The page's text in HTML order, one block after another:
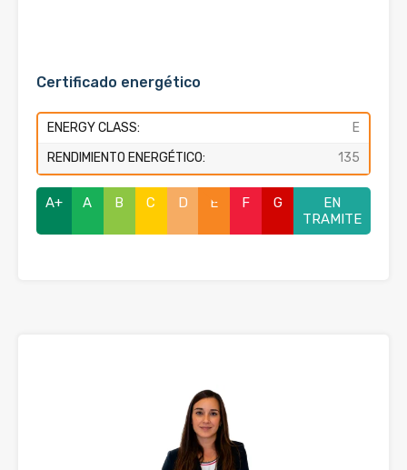
Certificado energético
ENERGY CLASS:
E
RENDIMIENTO ENERGÉTICO:
135
A+ A B C D E F G
EN
TRAMITE